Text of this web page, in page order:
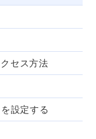
セス方法
設定する